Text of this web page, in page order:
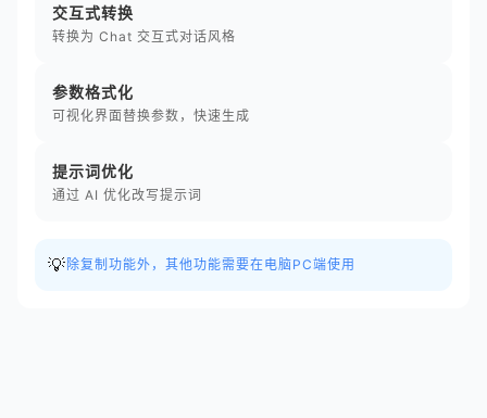
交互式转换
转换为 Chat 交互式对话风格
参数格式化
可视化界面替换参数，快速生成
提示词优化
通过 AI 优化改写提示词
💡 除复制功能外，其他功能需要在电脑PC端使用